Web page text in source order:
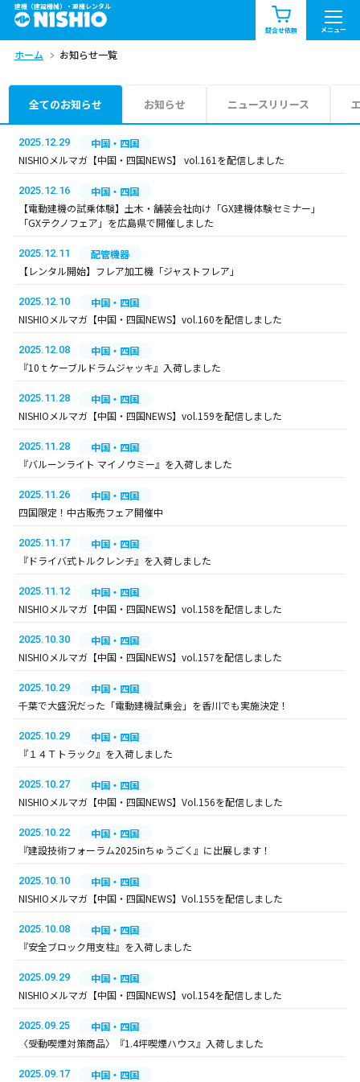
建機（建設機械）・重機レンタル
問合せ依頼 メニュー
商品一覧 お知らせ一覧
問合せ依頼リスト
エリア情報を見る
九州・沖縄（外部）
ホーム お知らせ一覧
全てのお知らせ お知らせ ニュースリリース
2025.12.29
中国・四国
NISHIOメルマガ【中国・四国NEWS】 vol.161を配信しました
2025.12.16
中国・四国
【電動建機の試乗体験】土木・舗装会社向け「GX建機体験セミナー」
「GXテクノフェア」を広島県で開催しました
2025.12.11
配管機器
【レンタル開始】フレア加工機「ジャストフレア」
2025.12.10
中国・四国
NISHIOメルマガ【中国・四国NEWS】vol.160を配信しました
2025.12.08
中国・四国
『10ｔケーブルドラムジャッキ』入荷しました
2025.11.28
中国・四国
NISHIOメルマガ【中国・四国NEWS】vol.159を配信しました
2025.11.28
中国・四国
『バルーンライト マイノウミー』を入荷しました
2025.11.26
中国・四国
四国限定！中古販売フェア開催中
2025.11.17
中国・四国
『ドライバ式トルクレンチ』を入荷しました
2025.11.12
中国・四国
NISHIOメルマガ【中国・四国NEWS】vol.158を配信しました
2025.10.30
中国・四国
NISHIOメルマガ【中国・四国NEWS】vol.157を配信しました
2025.10.29
中国・四国
千葉で大盛況だった「電動建機試乗会」を香川でも実施決定！
2025.10.29
中国・四国
『１４Ｔトラック』を入荷しました
2025.10.27
中国・四国
NISHIOメルマガ【中国・四国NEWS】Vol.156を配信しました
2025.10.22
中国・四国
『建設技術フォーラム2025inちゅうごく』に出展します！
2025.10.10
中国・四国
NISHIOメルマガ【中国・四国NEWS】Vol.155を配信しました
2025.10.08
中国・四国
『安全ブロック用支柱』を入荷しました
2025.09.29
中国・四国
NISHIOメルマガ【中国・四国NEWS】vol.154を配信しました
2025.09.25
中国・四国
〈受動喫煙対策商品〉『1.4坪喫煙ハウス』入荷しました
2025.09.17
中国・四国